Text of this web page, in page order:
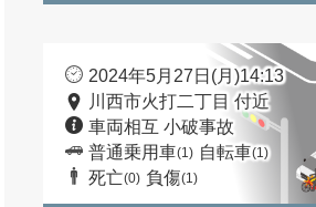
2024年5月27日(月)14:13
川西市火打二丁目 付近
車両相互 小破事故
普通乗用車(1) 自転車(1)
死亡(0) 負傷(1)